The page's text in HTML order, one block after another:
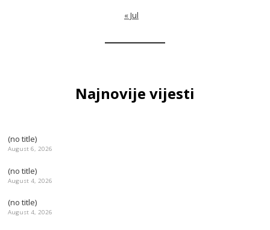
« Jul
Najnovije vijesti
(no title)
August 6, 2026
(no title)
August 4, 2026
(no title)
August 4, 2026